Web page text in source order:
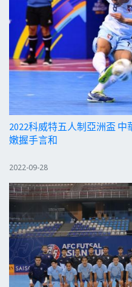
2022科威特五人制亞洲盃
嫩握手言和
2022-09-28